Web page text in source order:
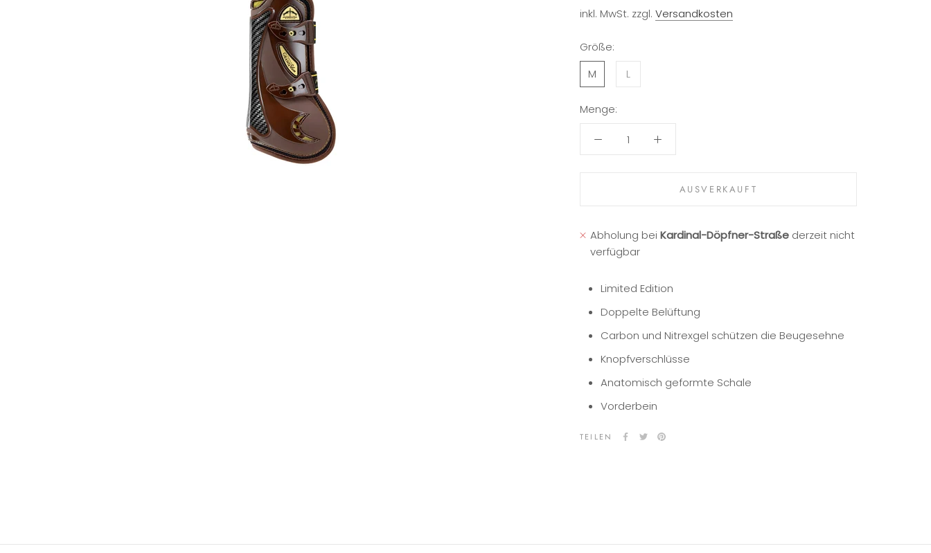
inkl. MwSt. zzgl. Versandkosten
Größe:
M
L
Menge:
AUSVERKAUFT
Abholung beiKardinal-Döpfner-Straße derzeit nicht
verfügbar
Limited Edition
Doppelte Belüftung
Carbon und Nitrexgel schützen die Beugesehne
Knopfverschlüsse
Anatomisch geformte Schale
Vorderbein
TEILEN